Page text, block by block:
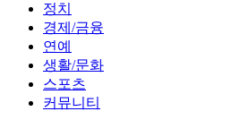
정치
경제/금융
연예
생활/문화
스포츠
커뮤니티